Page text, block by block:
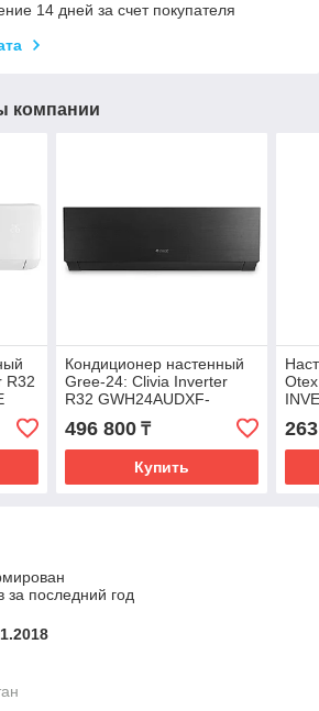
14 дней за счет покупателя
компании
R32
Кондиционер настенный
Gree-24: Clivia Inverter
R32 GWH24AUDXF-
соединительной
инсталляции)
496 800₸
Купить
за последний год